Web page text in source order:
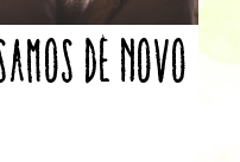
de novo